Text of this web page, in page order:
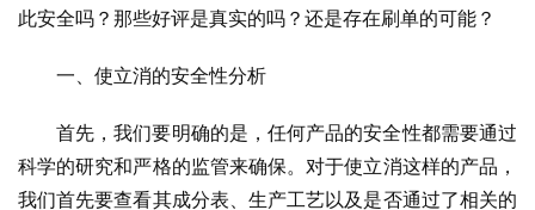
此安全吗？那些好评是真实的吗？还是存在刷单的可能？
一、使立消的安全性分析
首先，我们要明确的是，任何产品的安全性都需要通过
科学的研究和严格的监管来确保。对于使立消这样的产品，
我们首先要查看其成分表、生产工艺以及是否通过了相关的